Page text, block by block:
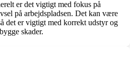
er det vigtigt med fokus på
på arbejdspladsen. Det kan være
det er vigtigt med korrekt udstyr og
skader.